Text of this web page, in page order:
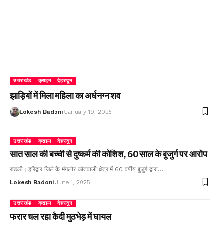
उत्तराखंड क्राइम देहरादून
झाड़ियों में मिला महिला का अर्धनग्न शव
Lokesh Badoni January 19, 2025
उत्तराखंड क्राइम देहरादून
सात साल की बच्ची से दुष्कर्म की कोशिश, 60 साल के बुजुर्ग पर आरोप
रुड़की। हरिद्वार जिले के मंगलौर कोतवाली क्षेत्र में 60 वर्षीय बुजुर्ग द्वारा…
Lokesh Badoni June 1, 2025
उत्तराखंड क्राइम देहरादून
फरार चल रहा कैदी मुठभेड़ में घायल